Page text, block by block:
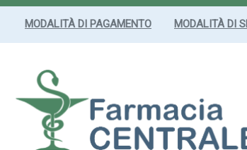
Passa
MODALITÀ DI PAGAMENTO MODALITÀ DI